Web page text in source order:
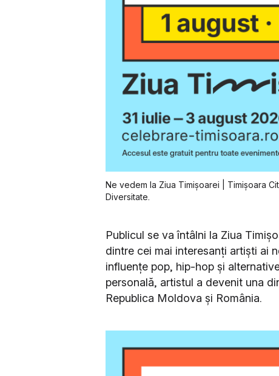
Ne vedem la Ziua Timișoarei | Timișoara
Diversitate.
Publicul se va întâlni la Ziua
dintre cei mai interesanți artiști ai
influențe pop, hip-hop și
personală, artistul a devenit una
Republica Moldova și România.